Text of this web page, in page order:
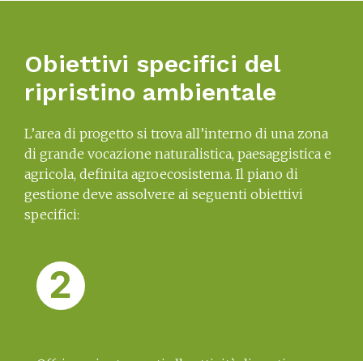
Obiettivi specifici del
ripristino ambientale
L’area di progetto si trova all’interno di una zona
di grande vocazione naturalistica, paesaggistica e
agricola, definita agroecosistema. Il piano di
gestione deve assolvere ai seguenti obiettivi
specifici: